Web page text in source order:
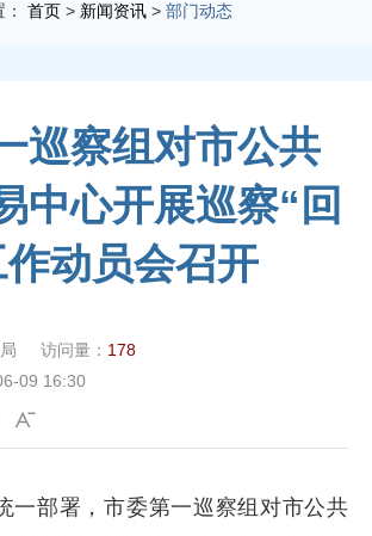
首页 > 新闻资讯 > 部门动态
巡察组对市公共
中心开展巡察“回
动员会召开
访问量： 178
09 16:30
一部署，市委第一巡察组对市公共